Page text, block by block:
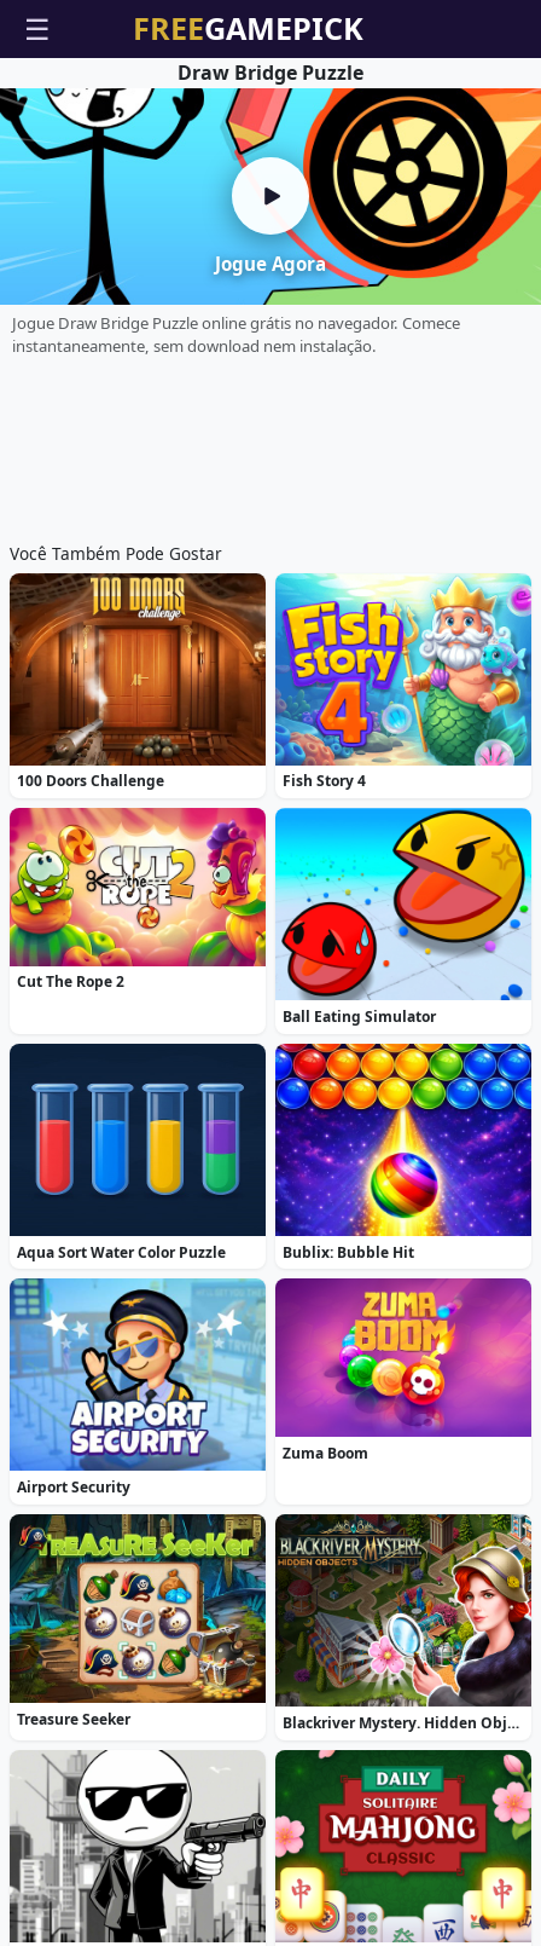
☰
Jogue Agora
Draw Bridge Puzzle
Jogue Draw Bridge Puzzle online grátis no navegador. Comece
instantaneamente, sem download nem instalação.
Você Também Pode Gostar
100 Doors Challenge Fish Story 4
Cut The Rope 2
Ball Eating Simulator
Aqua Sort Water Color Puzzle Bublix: Bubble Hit
Airport Security
Zuma Boom
Treasure Seeker Blackriver Mystery. Hidden Objects